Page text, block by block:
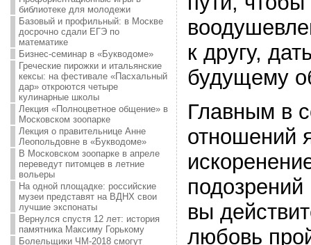
библиотеке для молодежи
Базовый и профильный: в Москве
досрочно сдали ЕГЭ по
математике
Бизнес-семинар в «Букводоме»
Греческие пирожки и итальянские
кексы: на фестивале «Пасхальный
дар» откроются четыре
кулинарные школы
Лекция «Полноцветное общение» в
Московском зоопарке
Лекция о правительнице Анне
Леопольдовне в «Букводоме»
В Московском зоопарке в апреле
переведут питомцев в летние
вольеры
На одной площадке: российские
музеи представят на ВДНХ свои
лучшие экспонаты
Вернулся спустя 12 лет: история
памятника Максиму Горькому
Болельщики ЧМ-2018 смогут
к другу,
будущему
Главным в
отношений
вы
любовь